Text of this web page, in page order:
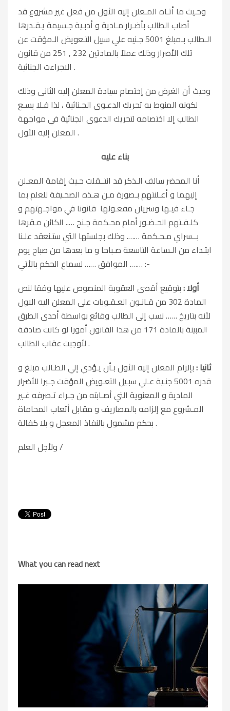
وحـيث ما أتـاه المـعلن إليه الأول من فعل غير مشروع قد
أصاب الطالب بأضـرار مـادية و أدبـية جـسيمة يـقـدرها
الـطالب بـمبلغ 5001 جـنيه علي سبيل التـعويض الـمؤقت عن
تلك الأضرار وذلك عملاً بالمادتين 232 , 251 من قانون
الاجراءت الجنائية .
وحيث أن الغرض من إختصام سيادة المعلن إليه الثانى وذلك
لكونه المنوط به تحريك الدعـوى الجـنائية ، لذا فـلا يسـع
الطالب إلا اختصامه لتحريك الدعوى الجنائية في مواجهة
المعلن إليه الأول .
بناء عليه
أنا المحضر سالف الـذكر قد انتــقلت حـيث إقامة المعـلن
إليهما و أعـلنتهم بـصورة مـن هـذه الصحـيفة للعلم بما
جـاء فيـها وسريان مفعـولها قانونا في مواجـهتهم و
كلـفـتهم الحـضـور أمام محـكمة جـنح ….. الكائن مـقرها
بــسراي مـحـكمة ……. وذلك بجلستها التي ستـنعقد علـنا
ابتـداء من الـساعة التاسعة صـباحا و ما بعدها من صباح يوم
……. الموافق …… لسماع الحكم بالأتي :-
أولا :بتوقيع أقصى العقوبة المنصوص عليها وفقا لنص
المادة 302 من قـانـون العـقـوبات على المعلن اليه الاول
لأنه بتاريخ …… نسب إلى الطالب وقائع بواسطة أحدى الطرق
المبينة بالمادة 171 من هذا القانون أمورا لو كانت صادقة
لأوجبت عقاب الطالب .
ثانيا :بإلزام المعلن إليه الأول بـأن يـؤدي إلي الطـالب مبلغ و
قدره 5001 جنـية عـلي سبـيل التعـويض المؤقت جـبرا للأضرار
المادية و المعنوية التي أصـابته من جـراء تـصرفه غـير
المـشروع مع إلزامه بالمصاريف و مقابل أتعاب المحاماة
بحكم مشمول بالنفاذ المعجل و بلا كفالة .
ولأجل العلم /
What you can read next